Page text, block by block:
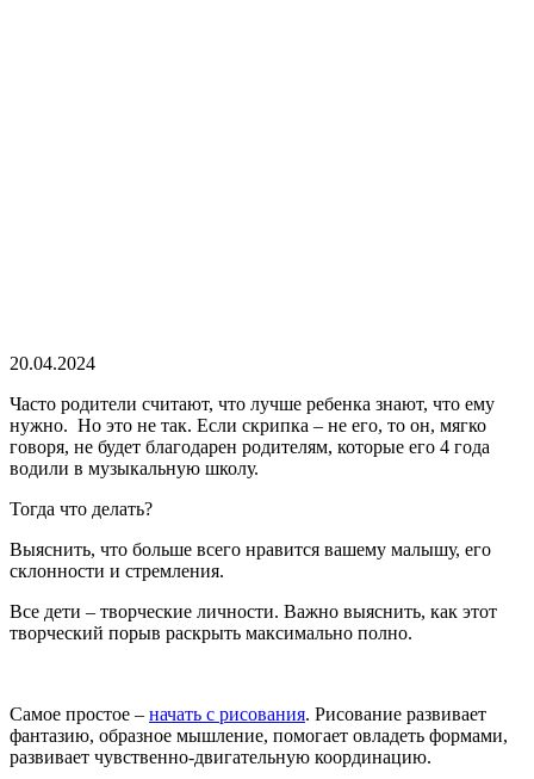
20.04.2024
Часто родители считают, что лучше ребенка знают, что ему
нужно. Но это не так. Если скрипка – не его, то он, мягко
говоря, не будет благодарен родителям, которые его 4 года
водили в музыкальную школу.
Тогда что делать?
Выяснить, что больше всего нравится вашему малышу, его
склонности и стремления.
Все дети – творческие личности. Важно выяснить, как этот
творческий порыв раскрыть максимально полно.
Самое простое – начать с рисования. Рисование развивает
фантазию, образное мышление, помогает овладеть формами,
развивает чувственно-двигательную координацию.